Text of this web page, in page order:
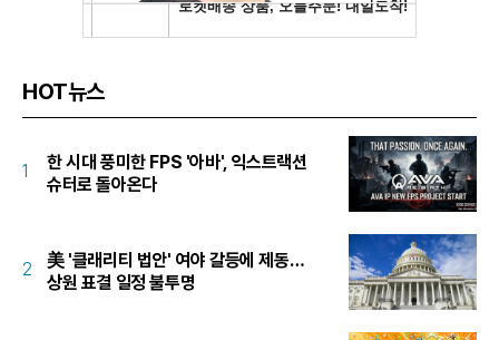
HOT뉴스
1
한 시대 풍미한 FPS '아바', 익스트랙션
슈터로 돌아온다
2
美 '클래리티 법안' 여야 갈등에 제동…
상원 표결 일정 불투명